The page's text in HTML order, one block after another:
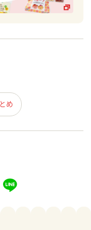
め